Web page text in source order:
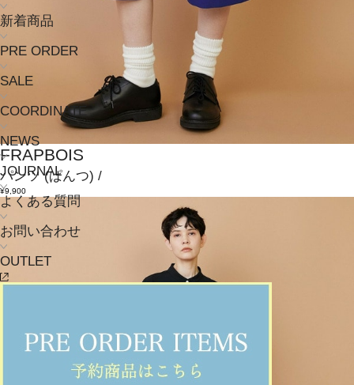
新着商品
PRE ORDER
SALE
COORDINATE
NEWS
JOURNAL
よくある質問
お問い合わせ
OUTLET
FRAPBOIS
パンツ(ぱんつ) /
¥9,900